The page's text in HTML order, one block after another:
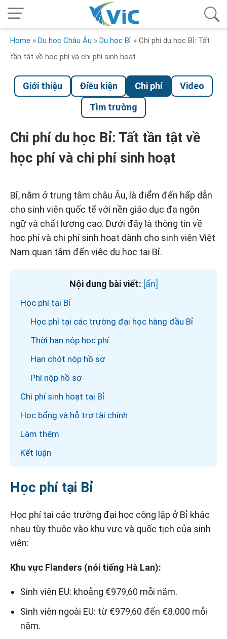
Home » Du học Châu Âu » Du học Bỉ » Chi phí du học Bỉ: Tất
tần tật về học phí và chi phí sinh hoạt
Giới thiệu Điều kiện Chi phí
Video
Tìm trường
Chi phí du học Bỉ: Tất tần tật về
học phí và chi phí sinh hoạt
Bỉ, nằm ở trung tâm châu Âu, là điểm đến hấp dẫn
cho sinh viên quốc tế với nền giáo dục đa ngôn
ngữ và chất lượng cao. Dưới đây là thông tin về
học phí và chi phí sinh hoạt dành cho sinh viên Việt
Nam quan tâm đến việc du học tại Bỉ.
Nội dung bài viết:
Học phí tại Bỉ
Học phí tại các trường đại học hàng đầu Bỉ
Thời hạn nộp học phí
Hạn chót nộp hồ sơ
Phí nộp hồ sơ
Chi phí sinh hoạt tại Bỉ
Học bổng và hỗ trợ tài chính
Làm thêm
Kết luận
Học phí tại Bỉ
Học phí tại các trường đại học công lập ở Bỉ khác
nhau tùy thuộc vào khu vực và quốc tịch của sinh
viên:
Khu vực Flanders (nói tiếng Hà Lan):
Sinh viên EU: khoảng €979,60 mỗi năm.
Sinh viên ngoài EU: từ €979,60 đến €8.000 mỗi
năm.